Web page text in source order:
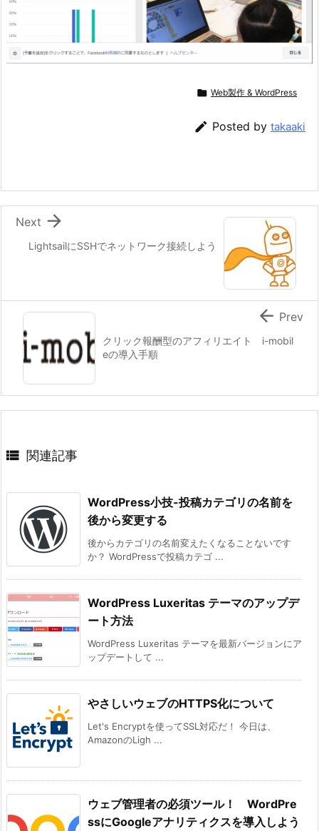
 Web製作 & WordPress
 Posted by takaaki
LightsailにSSHでネットワーク接続しよう

Next
クリック報酬型のアフィリエイト i-mobil
eの導入手順
 Prev
 関連記事
WordPress小技-投稿カテゴリの名前を
後から変更する
後からカテゴリの名前変えたくなることないです
か？ WordPressで投稿カテゴ ...
WordPress Luxeritas テーマのアップデ
ート方法
WordPress Luxeritas テーマを最新バージョンにア
ップデートして ...
やさしいウェブのHTTPS化について
Let's Encryptを使ってSSL対応だ！ 今日は、
AmazonのLigh ...
ウェブ管理者の必須ツール！ WordPre
ssにGoogleアナリティクスを導入しよう